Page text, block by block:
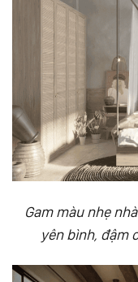
Gam màu nhẹ
yên bình, đậm